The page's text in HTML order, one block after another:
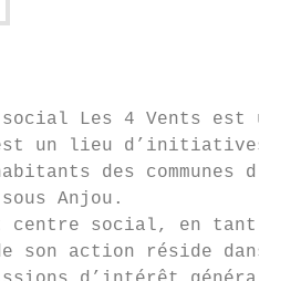
Les 4 Vents est un
un lieu d’initiatives et
des communes
Anjou.
centre social, en tant
de son action réside